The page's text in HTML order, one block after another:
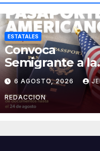
ESTATALES
Convoca
Semigrante a la
Feria del
Pasaporte
Estadounidense
2026
6 AGOSTO, 2026
REDACCION